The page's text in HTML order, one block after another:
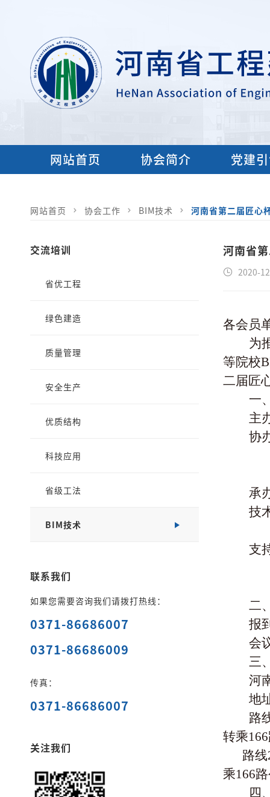
网站首页 协会简介 党建
网站首页 协会工作 BIM技术 河南省第二届匠心
交流培训
省优工程
绿色建造
质量管理
安全生产
优质结构
科技应用
省级工法
BIM技术
联系我们
如果您需要咨询我们请拨打热线：
0371-86686007
0371-86686009
传真：
0371-86686007
关注我们
河南省
2020-
各会员
为
等院校
二届匠
一
主
协
承
技
支
二
报
会
三
河
地
路
转乘
路
乘166
四